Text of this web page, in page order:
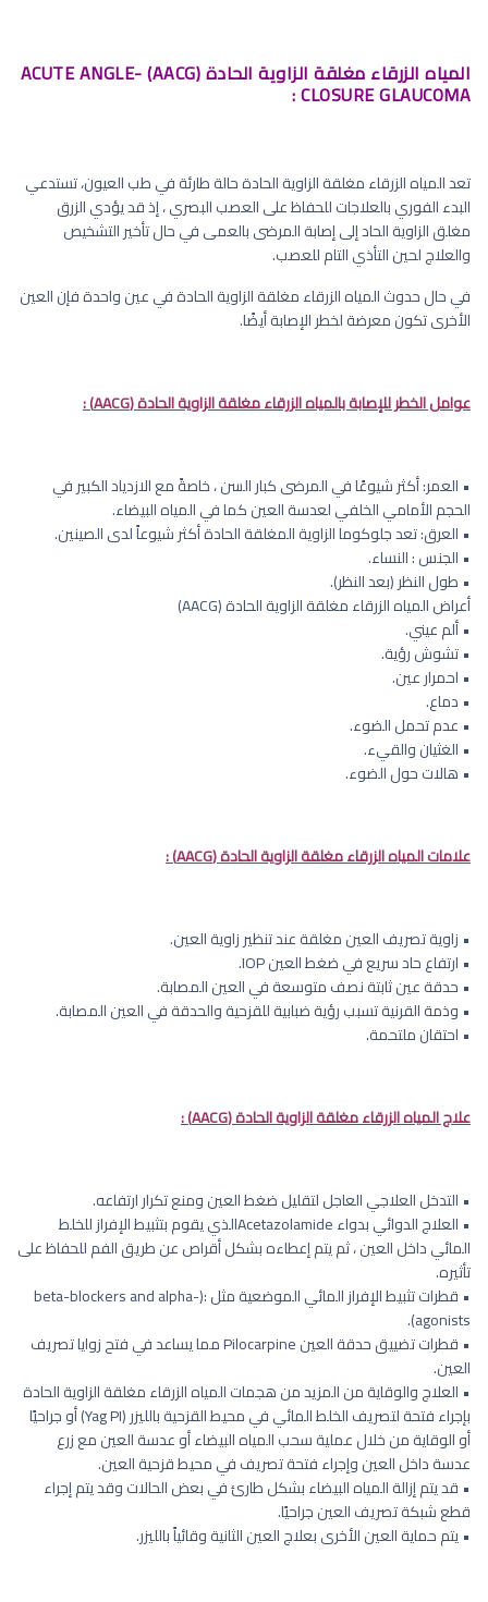
المياه الزرقاء مغلقة الزاوية الحادة (AACG) ACUTE ANGLE-
CLOSURE GLAUCOMA :
تعد المياه الزرقاء مغلقة الزاوية الحادة حالة طارئة في طب العيون، تستدعي
البدء الفوري بالعلاجات للحفاظ على العصب البصري ، إذ قد يؤدي الزرق
مغلق الزاوية الحاد إلى إصابة المرضى بالعمى في حال تأخير التشخيص
والعلاج لحين التأذي التام للعصب.
في حال حدوث المياه الزرقاء مغلقة الزاوية الحادة في عين واحدة فإن العين
الأخرى تكون معرضة لخطر الإصابة أيضًا.
عوامل الخطر للإصابة بالمياه الزرقاء مغلقة الزاوية الحادة (AACG) :
• العمر: أكثر شيوعًا في المرضى كبار السن ، خاصةً مع الازدياد الكبير في
الحجم الأمامي الخلفي لعدسة العين كما في المياه البيضاء.
• العرق: تعد جلوكوما الزاوية المغلقة الحادة أكثر شيوعاً لدى الصينين.
• الجنس : النساء.
• طول النظر (بعد النظر).
أعراض المياه الزرقاء مغلقة الزاوية الحادة (AACG)
• ألم عيني.
• تشوش رؤية.
• احمرار عين.
• دماع.
• عدم تحمل الضوء.
• الغثيان والقيء.
• هالات حول الضوء.
علامات المياه الزرقاء مغلقة الزاوية الحادة (AACG) :
• زاوية تصريف العين مغلقة عند تنظير زاوية العين.
• ارتفاع حاد سريع في ضغط العين IOP.
• حدقة عين ثابتة نصف متوسعة في العين المصابة.
• وذمة القرنية تسبب رؤية ضبابية للقزحية والحدقة في العين المصابة.
• احتقان ملتحمة.
علاج المياه الزرقاء مغلقة الزاوية الحادة (AACG) :
• التدخل العلاجي العاجل لتقليل ضغط العين ومنع تكرار ارتفاعه.
• العلاج الدوائي بدواء Acetazolamideالذي يقوم بتثبيط الإفراز للخلط
المائي داخل العين ، ثم يتم إعطاءه بشكل أقراص عن طريق الفم للحفاظ على
تأثيره.
• قطرات تثبيط الإفراز المائي الموضعية مثل :(beta-blockers and alpha-
agonists).
• قطرات تضييق حدقة العين Pilocarpine مما يساعد في فتح زوايا تصريف
العين.
• العلاج والوقاية من المزيد من هجمات المياه الزرقاء مغلقة الزاوية الحادة
بإجراء فتحة لتصريف الخلط المائي في محيط القزحية بالليزر (Yag PI) أو جراحيًا
أو الوقاية من خلال عملية سحب المياه البيضاء أو عدسة العين مع زرع
عدسة داخل العين وإجراء فتحة تصريف في محيط قزحية العين.
• قد يتم إزالة المياه البيضاء بشكل طارئ في بعض الحالات وقد يتم إجراء
قطع شبكة تصريف العين جراحيًا.
• يتم حماية العين الأخرى بعلاج العين الثانية وقائياً بالليزر.